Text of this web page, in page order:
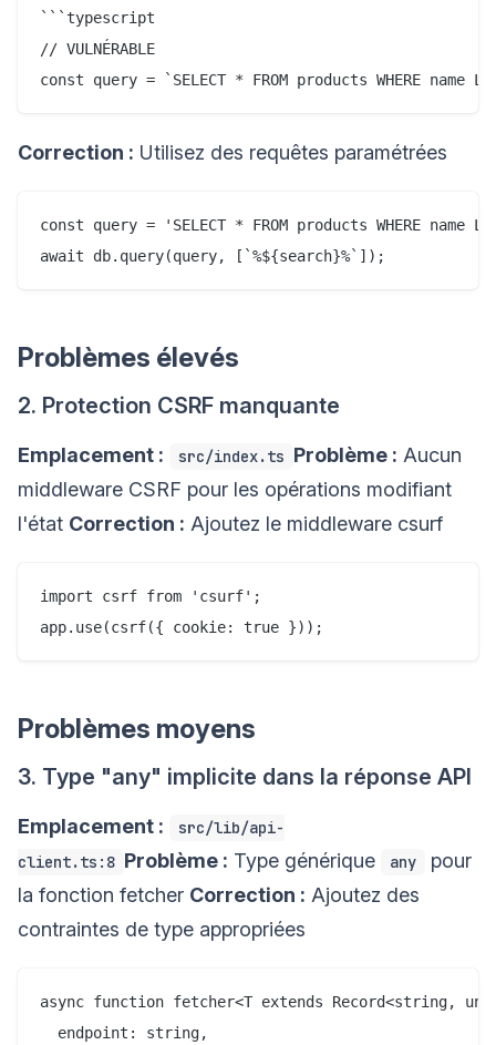
```typescript
// VULNÉRABLE
Correction : Utilisez des requêtes paramétrées
const query = 'SELECT * FROM products WHERE name
Problèmes élevés
2. Protection CSRF manquante
Emplacement : src/index.ts Problème : Aucun
middleware CSRF pour les opérations modifiant
l'état Correction : Ajoutez le middleware csurf
import csrf from 'csurf';
Problèmes moyens
3. Type "any" implicite dans la réponse API
Emplacement :
src/lib/api-
client.ts:8 Problème : Type générique any
pour
la fonction fetcher Correction : Ajoutez des
contraintes de type appropriées
async function fetcher<T extends Record<string,
  endpoint: string,